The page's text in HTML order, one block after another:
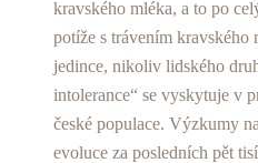
kravského mléka, a to po
potíže s trávením kravského
jedince, nikoliv lidského
intolerance“ se vyskytuje v
české populace. Výzkumy
evoluce za posledních pět